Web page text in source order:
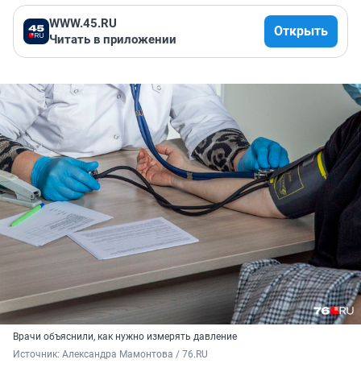
WWW.45.RU
Читать в приложении
Открыть
Врачи объяснили, как нужно измерять давление
Источник: Александра Мамонтова / 76.RU